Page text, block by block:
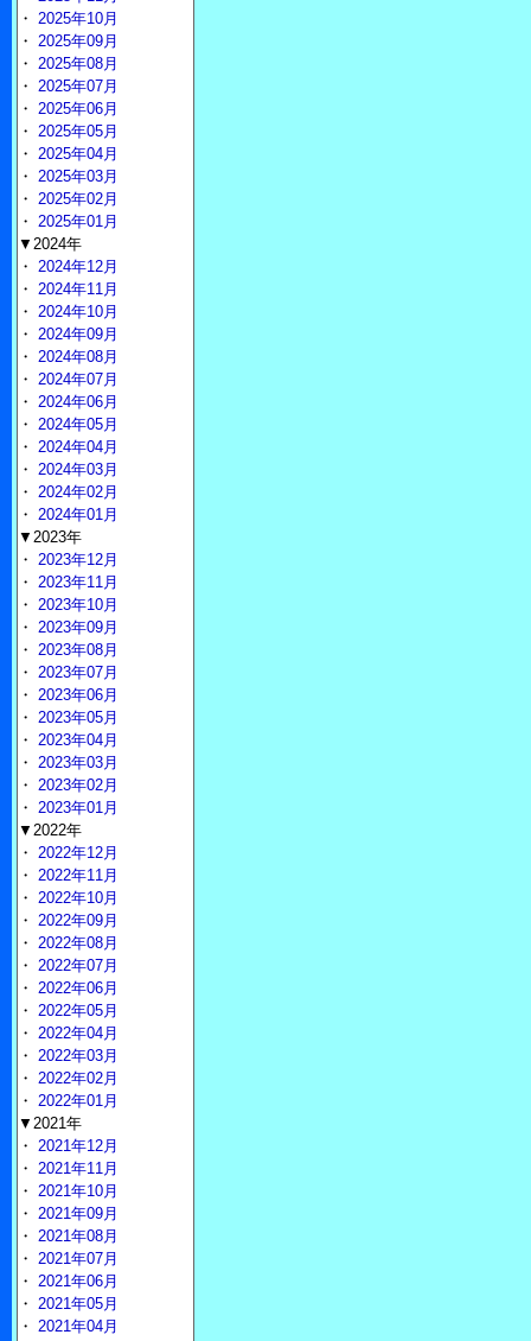
・ 2025年10月
・ 2025年09月
・ 2025年08月
・ 2025年07月
・ 2025年06月
・ 2025年05月
・ 2025年04月
・ 2025年03月
・ 2025年02月
・ 2025年01月
▼2024年
・ 2024年12月
・ 2024年11月
・ 2024年10月
・ 2024年09月
・ 2024年08月
・ 2024年07月
・ 2024年06月
・ 2024年05月
・ 2024年04月
・ 2024年03月
・ 2024年02月
・ 2024年01月
▼2023年
・ 2023年12月
・ 2023年11月
・ 2023年10月
・ 2023年09月
・ 2023年08月
・ 2023年07月
・ 2023年06月
・ 2023年05月
・ 2023年04月
・ 2023年03月
・ 2023年02月
・ 2023年01月
▼2022年
・ 2022年12月
・ 2022年11月
・ 2022年10月
・ 2022年09月
・ 2022年08月
・ 2022年07月
・ 2022年06月
・ 2022年05月
・ 2022年04月
・ 2022年03月
・ 2022年02月
・ 2022年01月
▼2021年
・ 2021年12月
・ 2021年11月
・ 2021年10月
・ 2021年09月
・ 2021年08月
・ 2021年07月
・ 2021年06月
・ 2021年05月
・ 2021年04月